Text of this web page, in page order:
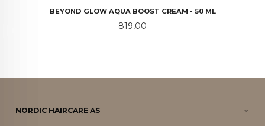
BEYOND GLOW AQUA BOOST CREAM - 50 ML
Pris
819,00
NORDIC HAIRCARE AS